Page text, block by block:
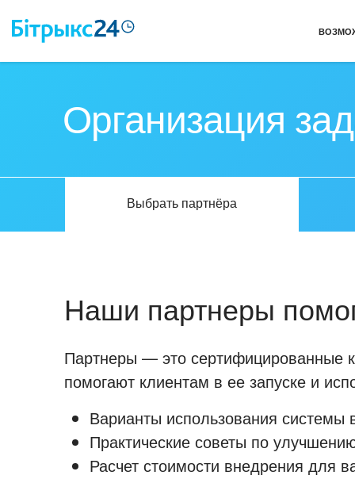
Организация
Выбрать партнёра
Наши партнеры
Партнеры — это сертифицированные
помогают клиентам в ее запуске и
Варианты использования системы
Практические советы по
Расчет стоимости внедрения для